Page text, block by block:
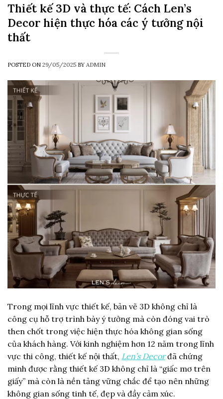
Thiết kế 3D và thực tế: Cách Len’s
Decor hiện thực hóa các ý tưởng nội
thất
POSTED ON 29/05/2025 BY ADMIN
Trong mọi lĩnh vực thiết kế, bản vẽ 3D không chỉ là
công cụ hỗ trợ trình bày ý tưởng mà còn đóng vai trò
then chốt trong việc hiện thực hóa không gian sống
của khách hàng. Với kinh nghiệm hơn 12 năm trong lĩnh
vực thi công, thiết kế nội thất, Len’s Decorđã chứng
minh được rằng thiết kế 3D không chỉ là “giấc mơ trên
giấy” mà còn là nền tảng vững chắc để tạo nên những
không gian sống tinh tế, đẹp và đầy cảm xúc.